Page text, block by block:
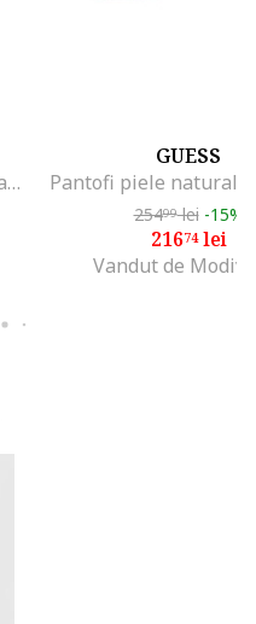
Pantofi Spezial din piele intoarsa pentru handbal, Alb/Maro
GUESS
Pantofi piele
25499lei -15%
21674lei
Vandut de